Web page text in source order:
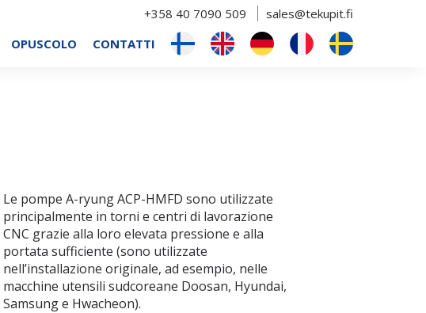
+358 40 7090 509
sales@tekupit.fi
OPUSCOLO CONTATTI
Le pompe A-ryung ACP-HMFD sono utilizzate
principalmente in torni e centri di lavorazione
CNC grazie alla loro elevata pressione e alla
portata sufficiente (sono utilizzate
nell’installazione originale, ad esempio, nelle
macchine utensili sudcoreane Doosan, Hyundai,
Samsung e Hwacheon).